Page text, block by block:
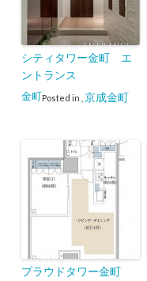
シティタワー金町 エ
ントランス
Posted in
金町 京成金町
プラウドタワー金町